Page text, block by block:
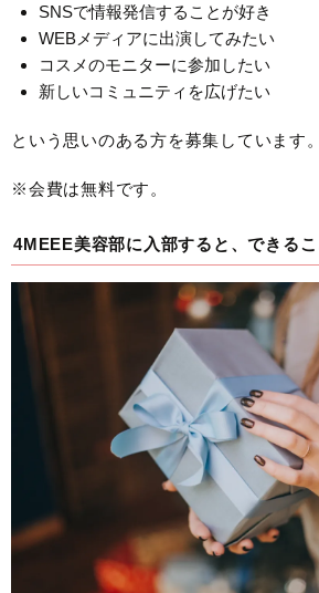
SNSで情報発信することが好き
WEBメディアに出演してみたい
コスメのモニターに参加したい
新しいコミュニティを広げたい
という思いのある方を募集しています。
※会費は無料です。
4MEEE美容部に入部すると、できるこ